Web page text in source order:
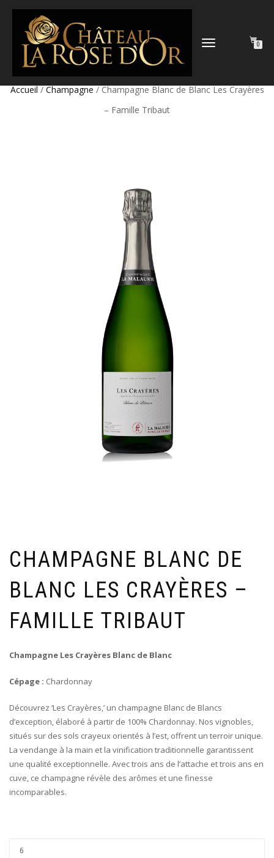
DÉPLIER
0
Accueil/Champagne/ Champagne Blanc de Blanc Les Crayères
– Famille Tribaut
CHAMPAGNE BLANC DE
BLANC LES CRAYÈRES –
FAMILLE TRIBAUT
Champagne Les Crayères Blanc de Blanc
Cépage : Chardonnay
Découvrez ‘Les Crayères,’ un champagne Blanc de Blancs
d’exception, élaboré à partir de 100% Chardonnay. Nos vignobles,
situés sur des sols crayeux orientés à l’est, offrent un terroir unique.
La vendange à la main et la vinification traditionnelle garantissent
une qualité exceptionnelle. Avec trois ans de l’attache et trois ans en
cuve, ce champagne révèle des arômes et une finesse
incomparables.